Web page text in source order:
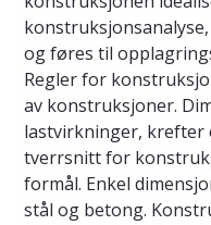
og føres til
Regler for
av konstruksjoner.
lastvirkninger, krefter
tverrsnitt for
formål. Enkel
stål og betong.